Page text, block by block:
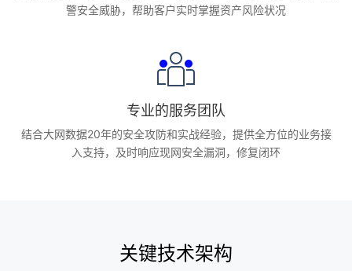
警安全威胁，帮助客户实时掌握资产风险状况
专业的服务团队
结合大网数据20年的安全攻防和实战经验，提供全方位的业务接
入支持，及时响应现网安全漏洞，修复闭环
关键技术架构